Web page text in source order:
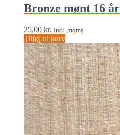
Bronze mønt 16 år
25,00 kr. Incl. moms
Tilføj til kurv